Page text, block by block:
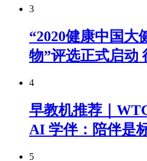
3
“2020健康中国大
物”评选正式启动
4
早教机推荐｜
AI 学伴：陪伴是
5